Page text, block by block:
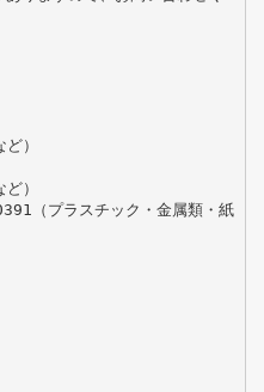
）
）
（プラスチック・金属類・紙